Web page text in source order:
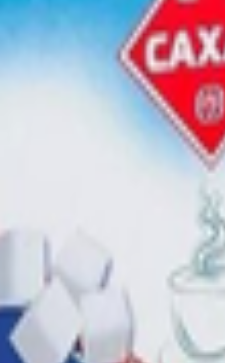
Минская обл., Несвижский р-н, г.п. Городея, ул. Заводская, 2